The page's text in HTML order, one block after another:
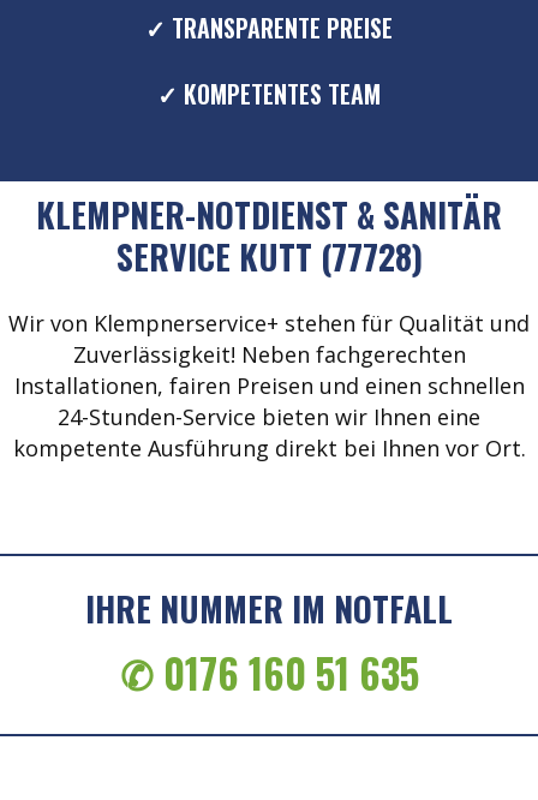
✓ TRANSPARENTE PREISE
✓ KOMPETENTES TEAM
KLEMPNER-NOTDIENST & SANITÄR
SERVICE KUTT (77728)
Wir von Klempnerservice+ stehen für Qualität und
Zuverlässigkeit! Neben fachgerechten
Installationen, fairen Preisen und einen schnellen
24-Stunden-Service bieten wir Ihnen eine
kompetente Ausführung direkt bei Ihnen vor Ort.
IHRE NUMMER IM NOTFALL
✆ 0176 160 51 635